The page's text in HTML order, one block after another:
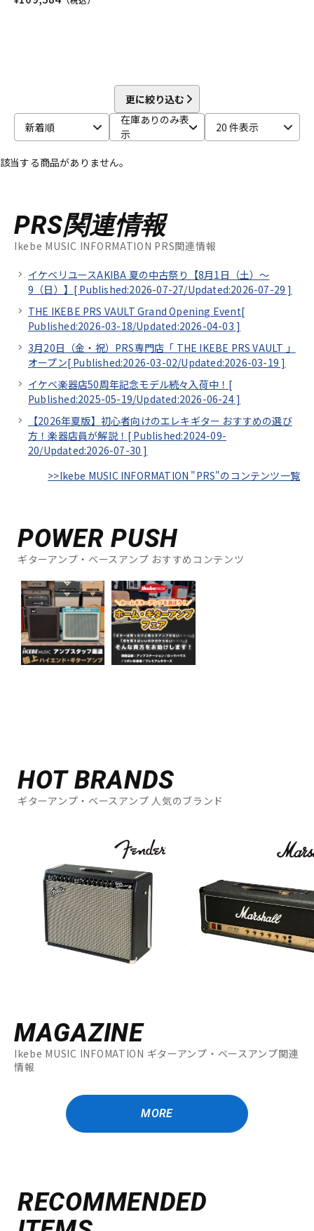
更に絞り込む
新着順
在庫ありのみ表
示
20 件表示
該当する商品がありません。
PRS関連情報
Ikebe MUSIC INFORMATION PRS関連情報
イケベリユースAKIBA 夏の中古祭り【8月1日（土）～
9（日）】[ Published:2026-07-27/Updated:2026-07-29 ]
THE IKEBE PRS VAULT Grand Opening Event[
Published:2026-03-18/Updated:2026-04-03 ]
3月20日（金・祝）PRS専門店「 THE IKEBE PRS VAULT 」
オープン[ Published:2026-03-02/Updated:2026-03-19 ]
イケベ楽器店50周年記念モデル続々入荷中！[
Published:2025-05-19/Updated:2026-06-24]
【2026年夏版】初心者向けのエレキギター おすすめの選び
方！楽器店員が解説！[ Published:2024-09-
20/Updated:2026-07-30 ]
>>Ikebe MUSIC INFORMATION "PRS"のコンテンツ一覧
POWER PUSH
ギターアンプ・ベースアンプ おすすめコンテンツ
HOT BRANDS
ギターアンプ・ベースアンプ 人気のブランド
MAGAZINE
Ikebe MUSIC INFOMATION ギターアンプ・ベースアンプ関連
情報
MORE
RECOMMENDED